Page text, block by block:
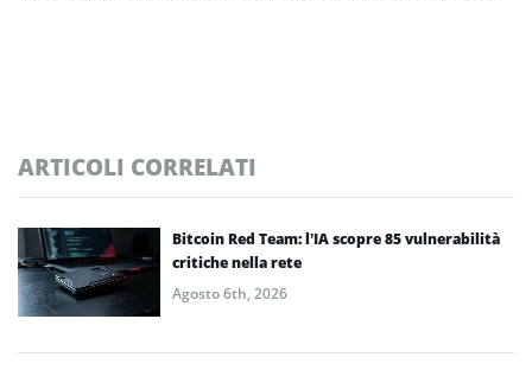
ARTICOLI CORRELATI
Bitcoin Red Team: l’IA scopre 85 vulnerabilità
critiche nella rete
Agosto 6th, 2026